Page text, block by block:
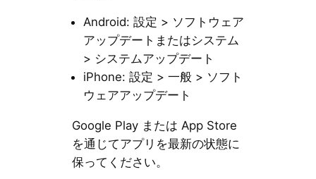
Android: 設定 > ソフトウェア
アップデートまたはシステム
> システムアップデート
iPhone: 設定 > 一般 > ソフト
ウェアアップデート
Google Play または App Store
を通じてアプリを最新の状態に
保ってください。